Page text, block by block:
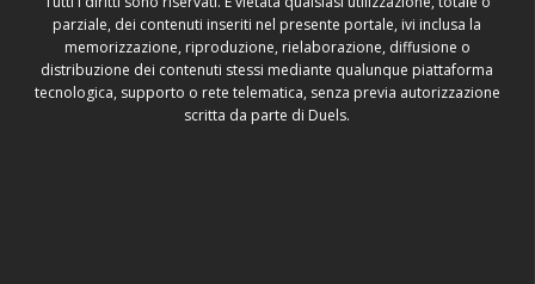
parziale, dei contenuti inseriti nel presente portale, ivi inclusa la
memorizzazione, riproduzione, rielaborazione, diffusione o
distribuzione dei contenuti stessi mediante qualunque piattaforma
tecnologica, supporto o rete telematica, senza previa autorizzazione
scritta da parte di Duels.